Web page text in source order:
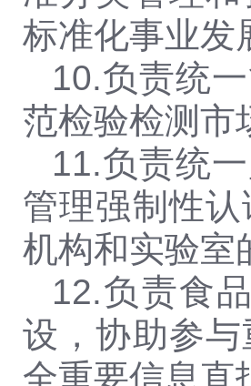
标准化事业发
10.负责统
范检验检测市
11.负责统
管理强制性
机构和实验室
12.负责食
设，协助参
全重要信息直